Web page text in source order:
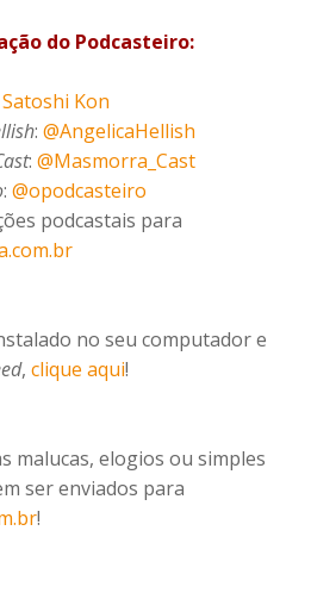
do Podcasteiro:
Kon
:@AngelicaHellish
:@Masmorra_Cast
:@opodcasteiro
podcastais para
no seu computador e
,clique aqui!
malucas, elogios ou simples
ser enviados para
!